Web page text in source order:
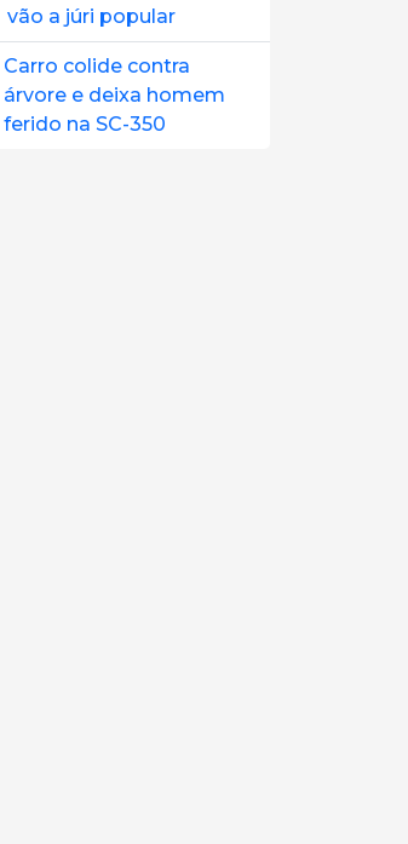
vão a júri popular
Carro colide contra
árvore e deixa homem
ferido na SC-350